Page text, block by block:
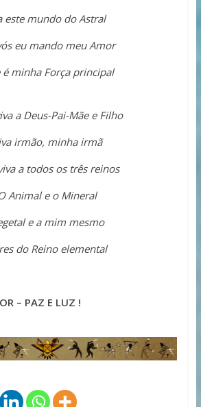
este mundo do Astral
eu mando meu Amor
é minha Força principal
a Deus-Pai-Mãe e Filho
irmão, minha irmã
a todos os três reinos
Animal e o Mineral
e a mim mesmo
do Reino elemental
– PAZ E LUZ !